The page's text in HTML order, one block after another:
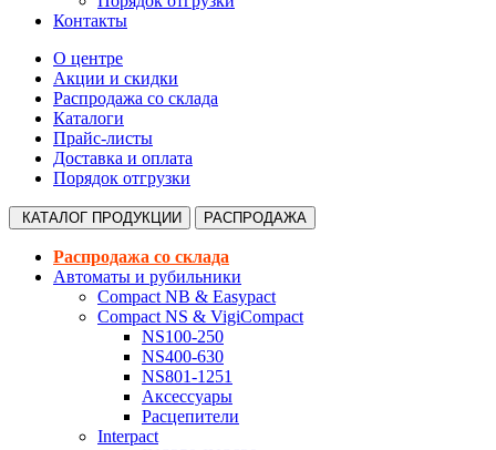
Контакты
О центре
Акции и скидки
Распродажа со склада
Каталоги
Прайс-листы
Доставка и оплата
Порядок отгрузки
КАТАЛОГ ПРОДУКЦИИ РАСПРОДАЖА
Распродажа со склада
Автоматы и рубильники
Compact NB & Easypact
Compact NS & VigiCompact
NS100-250
NS400-630
NS801-1251
Аксессуары
Расцепители
Interpact